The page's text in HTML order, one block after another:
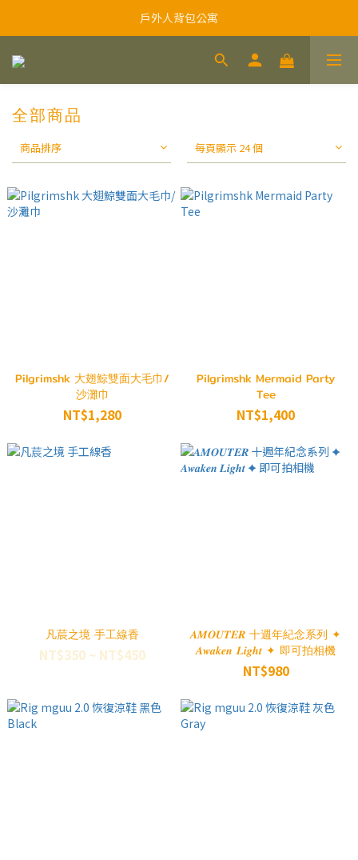
戶外人背包公寓
全部商品
商品排序 每頁顯示 24 個
Pilgrimshk 大翅鯨雙面大毛巾/
沙灘巾
NT$1,280
Pilgrimshk Mermaid Party
Tee
NT$1,400
凡莀之境 手工線香
NT$350 ~ NT$450
𝑨𝑴𝑶𝑼𝑻𝑬𝑹 十週年紀念系列 ✦
𝑨𝒘𝒂𝒌𝒆𝒏 𝑳𝒊𝒈𝒉𝒕 ✦ 即可拍相機
NT$980